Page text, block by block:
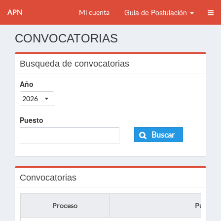
APN Mi cuenta Guia de Postulación
CONVOCATORIAS
Busqueda de convocatorias
Año
2026
Puesto
Buscar
Convocatorias
Proceso Puesto